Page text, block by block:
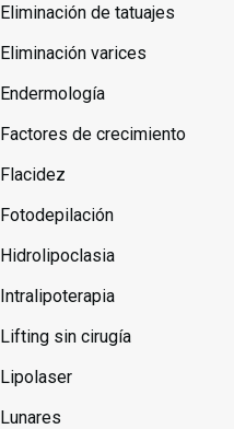
Eliminación de tatuajes
Eliminación varices
Endermología
Factores de crecimiento
Flacidez
Fotodepilación
Hidrolipoclasia
Intralipoterapia
Lifting sin cirugía
Lipolaser
Lunares